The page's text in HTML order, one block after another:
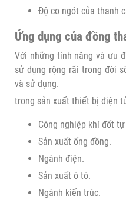
Độ co ngót của thanh
Ứng dụng của đồng
Với những tính năng và ưu
sử dụng rộng rãi trong đời
và sử dụng.
trong sản xuất thiết bị điện
Công nghiệp khí đốt
Sản xuất ống đồng.
Ngành điện.
Sản xuất ô tô.
Ngành kiến ​​​​trúc.